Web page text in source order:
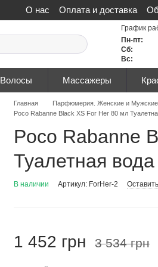
О нас Оплата и доставка
Политика
График
Пн-пт:
Сб:
Вс:
Волосы Массажеры
Главная Парфюмерия. Женские и
Pоcо Rаbаnnе Black XS For Her 80 мл
Pоcо Rаbаnnе
Туалетная
В наличии Артикул: ForHer-2
1 452 грн 3 534 грн